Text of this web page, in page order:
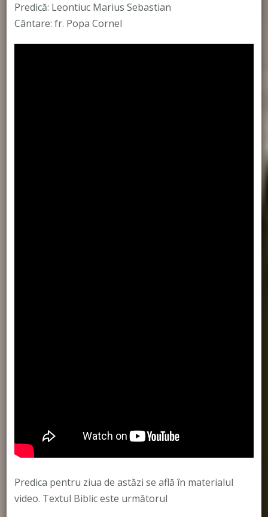
Predică: Leontiuc Marius Sebastian
Cântare: fr. Popa Cornel
Predica pentru ziua de astăzi se află în materialul
video. Textul Biblic este următorul